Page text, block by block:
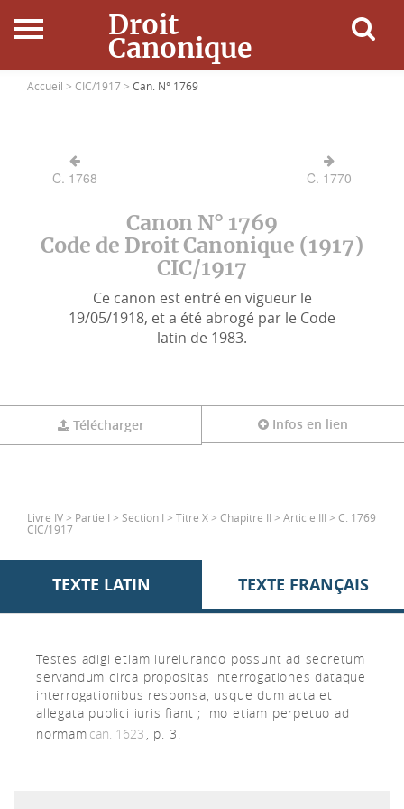
Droit
Canonique
Accueil
Ressources
Accueil > CIC/1917 > Can. N° 1769
C. 1768 C. 1770
Canon N° 1769
Code de Droit Canonique (1917)
CIC/1917
Ce canon est entré en vigueur le
19/05/1918, et a été abrogé par le Code
latin de 1983.
Télécharger Infos en lien
Livre IV > Partie I > Section I > Titre X > Chapitre II > Article III > C. 1769
CIC/1917
TEXTE LATIN TEXTE FRANÇAIS
Testes adigi etiam iureiurando possunt ad secretum
servandum circa propositas interrogationes dataque
interrogationibus responsa, usque dum acta et
allegata publici iuris fiant ; imo etiam perpetuo ad
normam can. 1623 , p. 3.